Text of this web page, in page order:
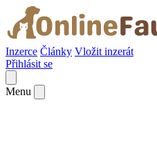
Inzerce Články Vložit inzerát
Přihlásit se
Menu